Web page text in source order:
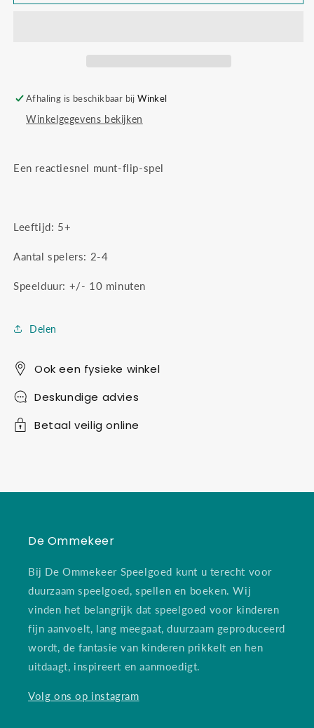
Afhaling is beschikbaar bijWinkel
Winkelgegevens bekijken
Een reactiesnel munt-flip-spel
Leeftijd: 5+
Aantal spelers: 2-4
Speelduur: +/- 10 minuten
Delen
Ook een fysieke winkel
Deskundige advies
Betaal veilig online
De Ommekeer
Bij De Ommekeer Speelgoed kunt u terecht voor
duurzaam speelgoed, spellen en boeken. Wij
vinden het belangrijk dat speelgoed voor kinderen
fijn aanvoelt, lang meegaat, duurzaam geproduceerd
wordt, de fantasie van kinderen prikkelt en hen
uitdaagt, inspireert en aanmoedigt.
Volg ons op instagram